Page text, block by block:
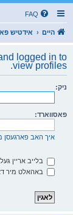
FAQ
היים אידטיש
logged in to
view profiles.
ניק:
פאסווארד:
איך האב פארגעסן
בלייב אריין
באהאלט מיר